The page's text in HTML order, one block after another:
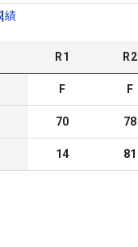
績
R1 R2
F F
70 78
14 81